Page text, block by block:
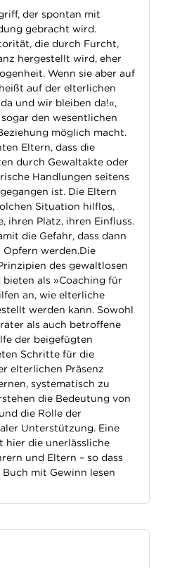
der spontan mit
gebracht wird.
die durch Furcht,
hergestellt wird, eher
Wenn sie aber auf
auf der elterlichen
und wir bleiben da!«,
den wesentlichen
möglich macht.
Eltern, dass die
durch Gewaltakte oder
Handlungen seitens
ist. Die Eltern
Situation hilflos,
ihren Platz, ihren Einfluss.
die Gefahr, dass dann
werden.Die
des gewaltlosen
als »Coaching für
an, wie elterliche
werden kann. Sowohl
als auch betroffene
der beigefügten
Schritte für die
elterlichen Präsenz
systematisch zu
die Bedeutung von
die Rolle der
Unterstützung. Eine
hier die unerlässliche
und Eltern – so dass
mit Gewinn lesen